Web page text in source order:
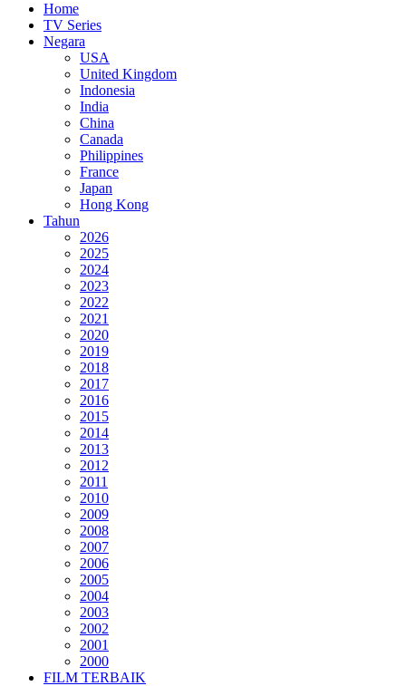
Home
TV Series
Negara
USA
United Kingdom
Indonesia
India
China
Canada
Philippines
France
Japan
Hong Kong
Tahun
2026
2025
2024
2023
2022
2021
2020
2019
2018
2017
2016
2015
2014
2013
2012
2011
2010
2009
2008
2007
2006
2005
2004
2003
2002
2001
2000
FILM TERBAIK